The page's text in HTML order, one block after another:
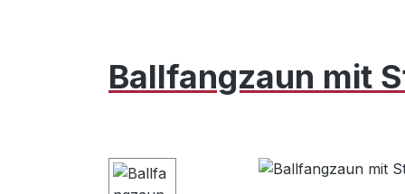
Ballfangzaun mit
Bildergalerie überspringen